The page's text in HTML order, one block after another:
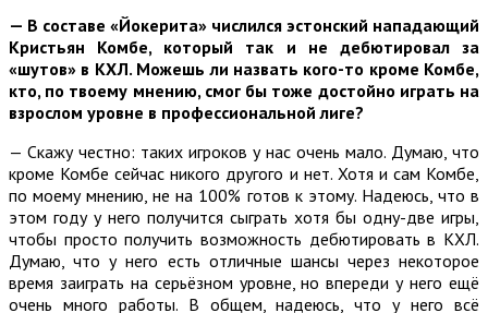
— В составе «Йокерита» числился эстонский нападающий
Кристьян Комбе, который так и не дебютировал за
«шутов» в КХЛ. Можешь ли назвать кого-то кроме Комбе,
кто, по твоему мнению, смог бы тоже достойно играть на
взрослом уровне в профессиональной лиге?
— Скажу честно: таких игроков у нас очень мало. Думаю, что
кроме Комбе сейчас никого другого и нет. Хотя и сам Комбе,
по моему мнению, не на 100% готов к этому. Надеюсь, что в
этом году у него получится сыграть хотя бы одну-две игры,
чтобы просто получить возможность дебютировать в КХЛ.
Думаю, что у него есть отличные шансы через некоторое
время заиграть на серьёзном уровне, но впереди у него ещё
очень много работы. В общем, надеюсь, что у него всё